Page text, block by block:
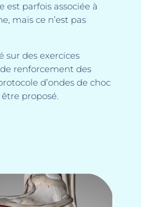
est parfois associée à
mais ce n’est pas
sur des exercices
renforcement des
d’ondes de choc
proposé.